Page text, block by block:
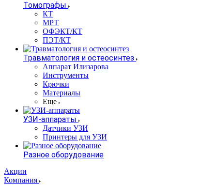
Томографы
КТ
МРТ
ОФЭКТ/КТ
ПЭТ/КТ
Травматология и остеосинтез
Аппарат Илизарова
Инструменты
Крючки
Материалы
Еще
УЗИ-аппараты
Датчики УЗИ
Принтеры для УЗИ
Разное оборудование
Акции
Компания